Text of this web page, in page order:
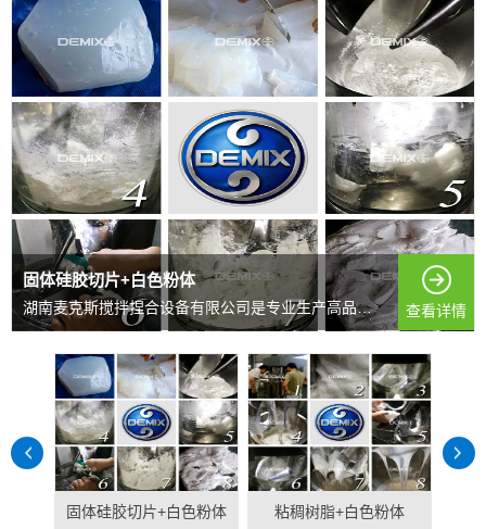
固体硅胶切片+白色粉体
湖南麦克斯搅拌捏合设备有限公司是专业生产高品质搅拌混... 查看详情
固体硅胶切片+白色粉体 粘稠树脂+白色粉体